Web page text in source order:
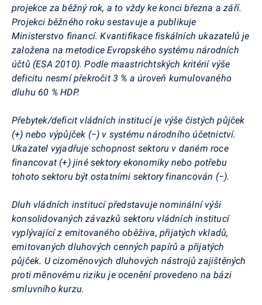
projekce za běžný rok, a to vždy ke konci března a září.
Projekci běžného roku sestavuje a publikuje
Ministerstvo financí. Kvantifikace fiskálních ukazatelů je
založena na metodice Evropského systému národních
účtů (ESA 2010). Podle maastrichtských kritérií výše
deficitu nesmí překročit 3 % a úroveň kumulovaného
dluhu 60 % HDP.
Přebytek/deficit vládních institucí je výše čistých půjček
(+) nebo výpůjček (−) v systému národního účetnictví.
Ukazatel vyjadřuje schopnost sektoru v daném roce
financovat (+) jiné sektory ekonomiky nebo potřebu
tohoto sektoru být ostatními sektory financován (−).
Dluh vládních institucí představuje nominální výši
konsolidovaných závazků sektoru vládních institucí
vyplývající z emitovaného oběživa, přijatých vkladů,
emitovaných dluhových cenných papírů a přijatých
půjček. U cizoměnových dluhových nástrojů zajištěných
proti měnovému riziku je ocenění provedeno na bázi
smluvního kurzu.